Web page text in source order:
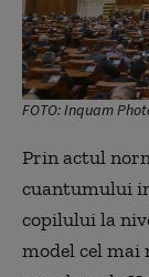
FOTO: Inquam
Prin actul
cuantumului
copilului la
model cel mai